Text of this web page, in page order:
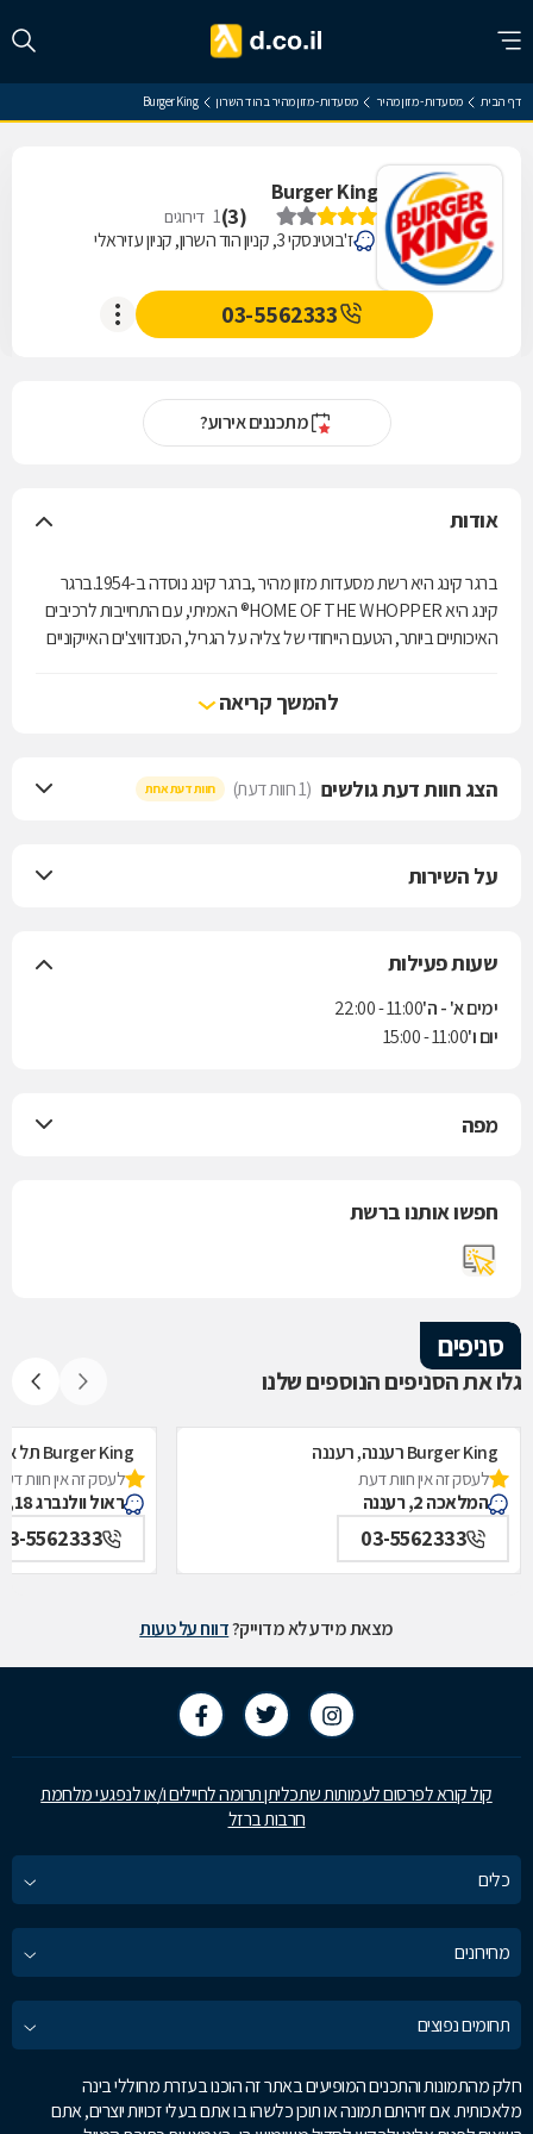
דף הבית מסעדות - מזון מהיר מסעדות - מזון מהיר בהוד השרון Burger King
Burger King
(
3
)
1 דירוגים
ז'בוטינסקי 3, קניון הוד השרון, קניון עזיראלי
03-5562333
מתכננים אירוע?
אודות
ברגר קינג היא רשת מסעדות מזון מהיר ,ברגר קינג נוסדה ב-1954.ברגר
קינג היא HOME OF THE WHOPPER® האמיתי, עם התחייבות לרכיבים
האיכותיים ביותר, הטעם הייחודי של צליה על הגריל, הסנדוויצ'ים האייקוניים
וקבלת הפנים. כל אלו מגדירים את המותג שלנו כבר מעל 60 שנה.
להמשך קריאה
הצג חוות דעת גולשים (1 חוות דעת) חוות דעת אחת
על השירות
שעות פעילות
ימים א' - ה'11:00 - 22:00
יום ו'11:00 - 15:00
מפה
חפשו אותנו ברשת
סניפים
גלו את הסניפים הנוספים שלנו
Burger King רעננה, רעננה
לעסק זה אין חוות דעת
המלאכה 2, רעננה
03-5562333
Burger King תל אביב, תל אביב
לעסק זה אין חוות
ראול וולנברג 18, תל אביב
5562333
מצאת מידע לא מדוייק?דווח על טעות
קול קורא לפרסום לעמותות שתכליתן תרומה לחיילים ו/או לנפגעי מלחמת
חרבות ברזל
כלים
מחירונים
תחומים נפוצים
חלק מהתמונות והתכנים המופיעים באתר זה הוכנו בעזרת מחוללי בינה
מלאכותית. אם זיהיתם תמונה או תוכן כלשהו בו אתם בעלי זכויות יוצרים, אתם